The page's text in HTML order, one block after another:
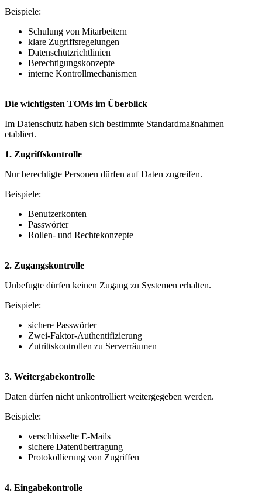
Beispiele:
Schulung von Mitarbeitern
klare Zugriffsregelungen
Datenschutzrichtlinien
Berechtigungskonzepte
interne Kontrollmechanismen
Die wichtigsten TOMs im Überblick
Im Datenschutz haben sich bestimmte Standardmaßnahmen
etabliert.
1. Zugriffskontrolle
Nur berechtigte Personen dürfen auf Daten zugreifen.
Beispiele:
Benutzerkonten
Passwörter
Rollen- und Rechtekonzepte
2. Zugangskontrolle
Unbefugte dürfen keinen Zugang zu Systemen erhalten.
Beispiele:
sichere Passwörter
Zwei-Faktor-Authentifizierung
Zutrittskontrollen zu Serverräumen
3. Weitergabekontrolle
Daten dürfen nicht unkontrolliert weitergegeben werden.
Beispiele:
verschlüsselte E-Mails
sichere Datenübertragung
Protokollierung von Zugriffen
4. Eingabekontrolle